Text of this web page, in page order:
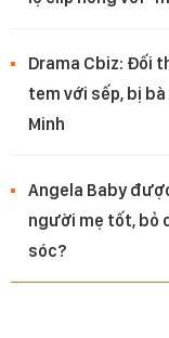
Drama Cbiz: Đối
tem với sếp, bị
Minh
Angela Baby
người mẹ tốt, bỏ
sóc?